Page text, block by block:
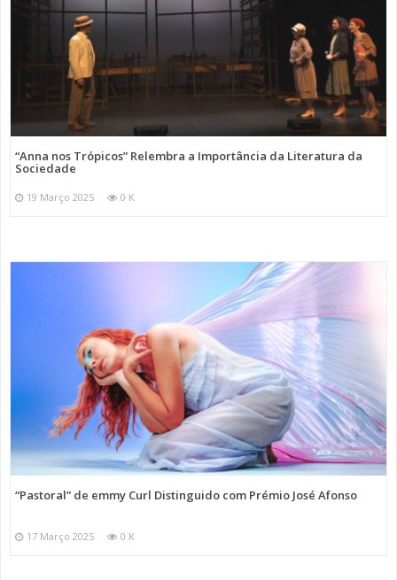
“Anna nos Trópicos” Relembra a Importância da Literatura da
Sociedade
19 Março 2025 0 K
“Pastoral” de emmy Curl Distinguido com Prémio José Afonso
17 Março 2025 0 K